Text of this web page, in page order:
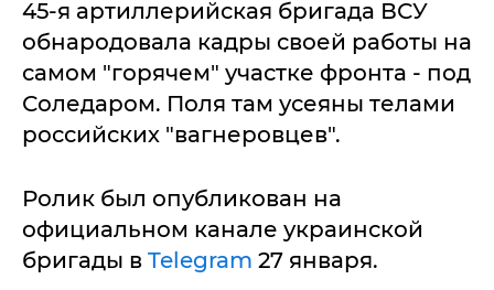
45-я артиллерийская бригада ВСУ
обнародовала кадры своей работы на
самом "горячем" участке фронта - под
Соледаром. Поля там усеяны телами
российских "вагнеровцев".
Ролик был опубликован на
официальном канале украинской
бригады в Telegram 27 января.